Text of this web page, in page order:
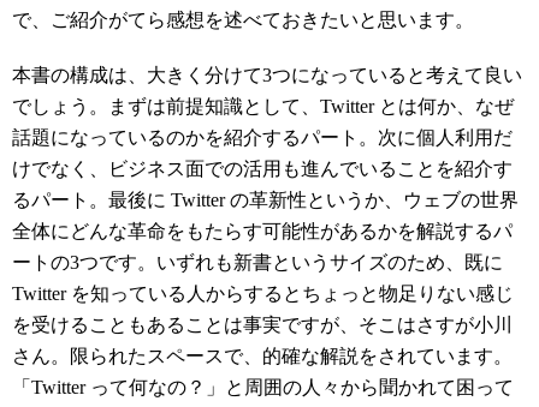
で、ご紹介がてら感想を述べておきたいと思います。
本書の構成は、大きく分けて3つになっていると考えて良い
でしょう。まずは前提知識として、Twitter とは何か、なぜ
話題になっているのかを紹介するパート。次に個人利用だ
けでなく、ビジネス面での活用も進んでいることを紹介す
るパート。最後に Twitter の革新性というか、ウェブの世界
全体にどんな革命をもたらす可能性があるかを解説するパ
ートの3つです。いずれも新書というサイズのため、既に
Twitter を知っている人からするとちょっと物足りない感じ
を受けることもあることは事実ですが、そこはさすが小川
さん。限られたスペースで、的確な解説をされています。
「Twitter って何なの？」と周囲の人々から聞かれて困って